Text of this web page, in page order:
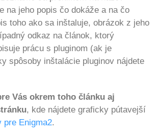
na jeho popis čo dokáže a na čo
toho ako sa inštaluje, obrázok z jeho
odkaz na článok, ktorý
prácu s pluginom (ak je
spôsoby inštalácie pluginov nájdete
Vás okrem toho článku aj
, kde nájdete graficky pútavejší
pre Enigma2.